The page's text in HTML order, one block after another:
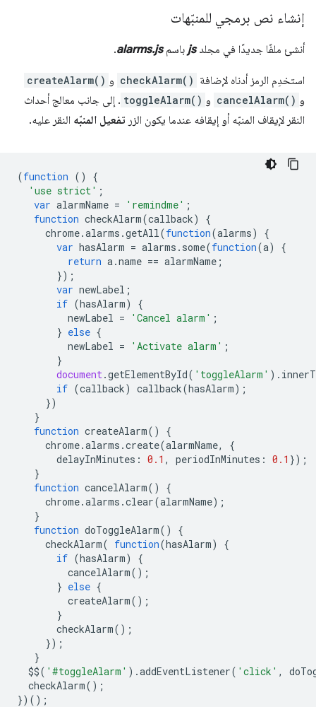
إنشاء نص برمجي للمنبّهات
أنشئ ملفًا جديدًا في مجلدjs باسمalarms.js
.
استخدِم الرمز أدناه لإضافة checkAlarm() و createAlarm()
و cancelAlarm() و toggleAlarm() . إلى جانب معالج أحداث
النقر لإيقاف المنبّه أو إيقافه عندما يكون الزر تفعيل المنبّه النقر عليه.
(function ()
{
'use strict' ;
var alarmName = 'remindme' ;
function checkAlarm(callback)
{
chrome.alarms .getAll(function(alarms)
{
var hasAlarm = alarms . some(function(a)
{
return a.name == alarmName ;
});
var newLabel ;
if (hasAlarm)
{
newLabel = 'Cancel alarm' ;
} else {
newLabel = 'Activate alarm' ;
}
document.getElementById( 'toggleAlarm' ).
if (callback) callback(hasAlarm);
})
}
function createAlarm()
{
chrome.alarms .create(alarmName,
{
delayInMinutes : 0.1 , periodInMinutes : 0.1 });
}
function cancelAlarm()
{
chrome.alarms .clear(alarmName);
}
function doToggleAlarm()
{
checkAlarm( function(hasAlarm)
{
if (hasAlarm)
{
cancelAlarm();
} else {
createAlarm();
}
checkAlarm();
});
}
$$( '#toggleAlarm' ).addEventListener( 'click' ,
checkAlarm();
})();